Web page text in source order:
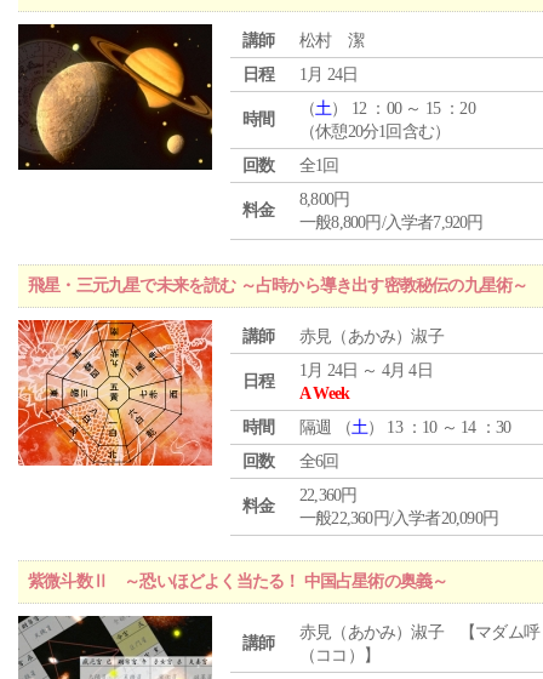
講師
松村 潔
日程
1月 24日
時間
（土） 12 ：00 ～ 15 ：20
（休憩20分1回含む）
回数
全1回
料金
8,800円
一般8,800円/入学者7,920円
飛星・三元九星で未来を読む ～占時から導き出す密教秘伝の九星術～
講師 赤見（あかみ）淑子
日程
1月 24日 ～ 4月 4日
A Week
時間
隔週 （土） 13 ：10 ～ 14 ：30
回数
全6回
料金
22,360円
一般22,360円/入学者20,090円
紫微斗数Ⅱ ～恐いほどよく当たる！ 中国占星術の奥義～
講師
赤見（あかみ）淑子 【マダム呼
（ココ）】